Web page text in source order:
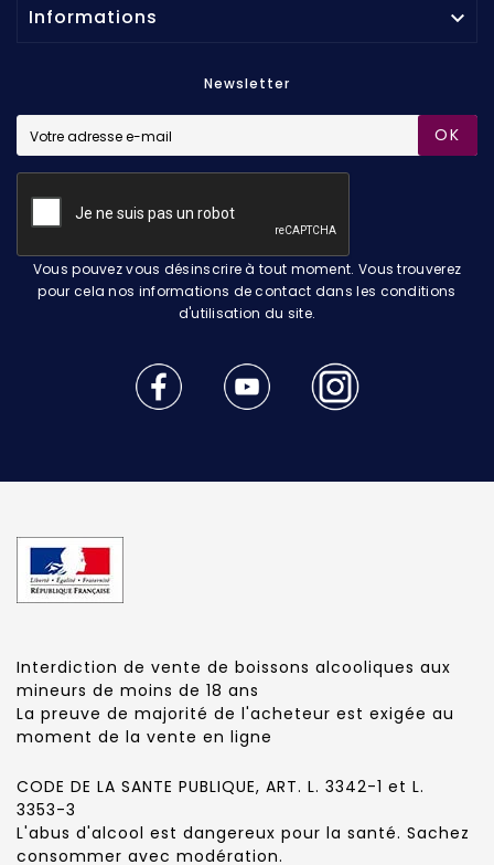
Informations 
Newsletter
OK
Vous pouvez vous désinscrire à tout moment. Vous trouverez
pour cela nos informations de contact dans les conditions
d'utilisation du site.
Interdiction de vente de boissons alcooliques aux
mineurs de moins de 18 ans
La preuve de majorité de l'acheteur est exigée au
moment de la vente en ligne
CODE DE LA SANTE PUBLIQUE, ART. L. 3342-1 et L.
3353-3
L'abus d'alcool est dangereux pour la santé. Sachez
consommer avec modération.